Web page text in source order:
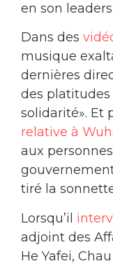
en son
Dans des
musique
dernières
des platitudes
solidarité». Et
relative à
aux
tiré la
Lorsqu’il
adjoint des
He Yafei,